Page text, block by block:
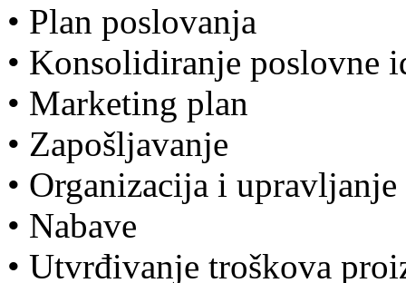
• Plan poslovanja
• Konsolidiranje poslovne
• Marketing plan
• Zapošljavanje
• Organizacija i upravljanje
• Nabave
• Utvrđivanje troškova